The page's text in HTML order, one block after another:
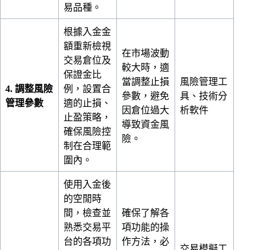
易品種。
4. 調整風險
管理參數
根據入金金
額重新檢視
交易倉位及
保證金比
例，設置合
適的止損、
止盈策略，
確保風險控
制在合理範
圍內。
在市場波動
較大時，適
當調整止損
參數，避免
因倉位過大
導致資金風
險。
風險管理工
具、技術分
析軟件
使用入金後
的空閒時
間，檢查並
熟悉交易平
台的各項功
確保了解各
項功能的操
作方法，必